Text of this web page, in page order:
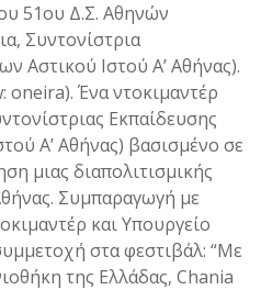
51ου Δ.Σ. Αθηνών
Συντονίστρια
Αστικού Ιστού Α’ Αθήνας).
oneira). Ένα ντοκιμαντέρ
Εκπαίδευσης
Α’ Αθήνας) βασισμένο σε
μιας διαπολιτισμικής
Συμπαραγωγή με
και Υπουργείο
στα φεστιβάλ: “Με
της Ελλάδας, Chania